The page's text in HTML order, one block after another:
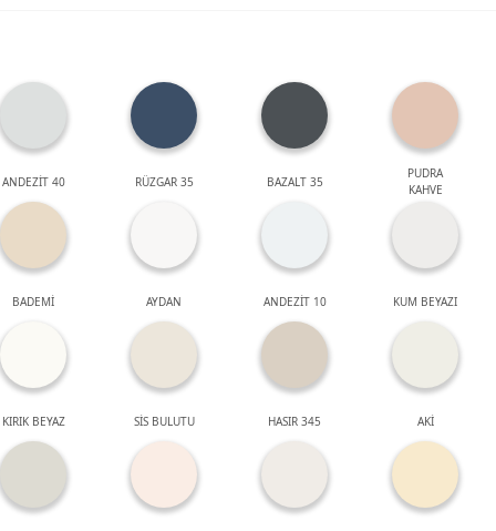
ANDEZİT 40 RÜZGAR 35 BAZALT 35
PUDRA
KAHVE
BADEMİ AYDAN ANDEZİT 10 KUM BEYAZI
KIRIK BEYAZ SİS BULUTU HASIR 345 AKİ